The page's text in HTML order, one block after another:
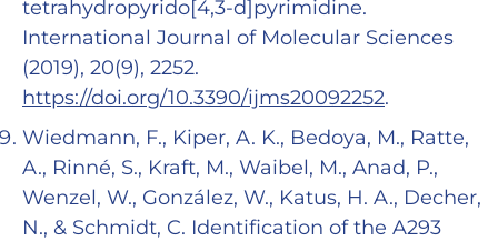
tetrahydropyrido[4,3-d]pyrimidine.
International Journal of Molecular Sciences
(2019), 20(9), 2252.
https://doi.org/10.3390/ijms20092252.
Wiedmann, F., Kiper, A. K., Bedoya, M., Ratte,
A., Rinné, S., Kraft, M., Waibel, M., Anad, P.,
Wenzel, W., González, W., Katus, H. A., Decher,
N., & Schmidt, C. Identification of the A293